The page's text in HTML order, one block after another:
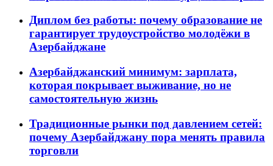
Диплом без работы: почему образование не
гарантирует трудоустройство молодёжи в
Азербайджане
Азербайджанский минимум: зарплата,
которая покрывает выживание, но не
самостоятельную жизнь
Традиционные рынки под давлением сетей:
почему Азербайджану пора менять правила
торговли